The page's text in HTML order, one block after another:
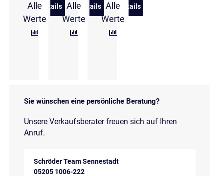
Alle
Werte
Details
zu Volkswagen Tiguan 2,0 l TDI DSG R-Line 4
Alle
Werte
Details
zu Volkswagen Tiguan Life 2,0 l TDI
Alle
Werte
Details
zu Volkswagen Tiguan R-
Sie wünschen eine persönliche Beratung?
Unsere Verkaufsberater freuen sich auf Ihren
Anruf.
Schröder Team Sennestadt
05205 1006-222